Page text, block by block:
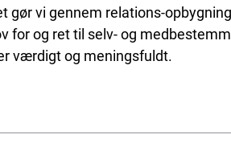
vi gennem relations-
for og ret til selv- og
værdigt og meningsfuldt.